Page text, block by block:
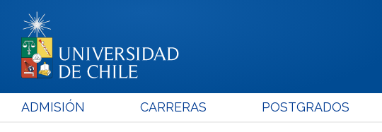
ADMISIÓN CARRERAS POSTGRADOS